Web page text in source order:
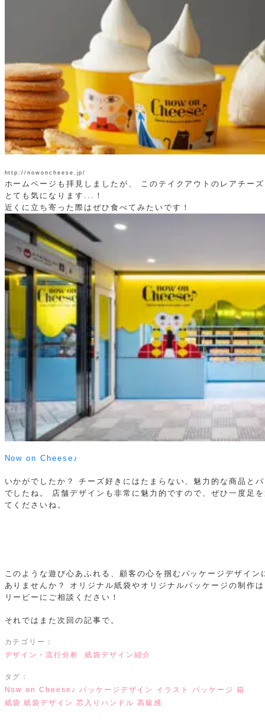
http://nowoncheese.jp/
ホームページも拝見しましたが、 このテイクアウトのレアチー
とても気になります...！
近くに立ち寄った際はぜひ食べてみたいです！
Now on Cheese♪
いかがでしたか？
チーズ好きにはたまらない、魅力的な商品と
でしたね。
店舗デザインも非常に魅力的ですので、ぜひ一度足
てくださいね。
このような遊び心あふれる、顧客の心を掴むパッケージデザイン
ありませんか？
オリジナル紙袋やオリジナルパッケージの制作
リービーにご相談ください！
それではまた次回の記事で。
カテゴリー：
デザイン・流行分析
紙袋デザイン紹介
タグ：
Now on Cheese♪
パッケージデザイン イラスト パッケージ 箱
紙袋 紙袋デザイン 芯入りハンドル 高級感